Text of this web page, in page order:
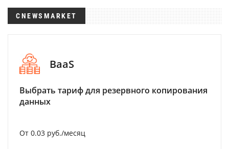
CNEWSMARKET
BaaS
Выбрать тариф для резервного копирования
данных
От 0.03 руб./месяц